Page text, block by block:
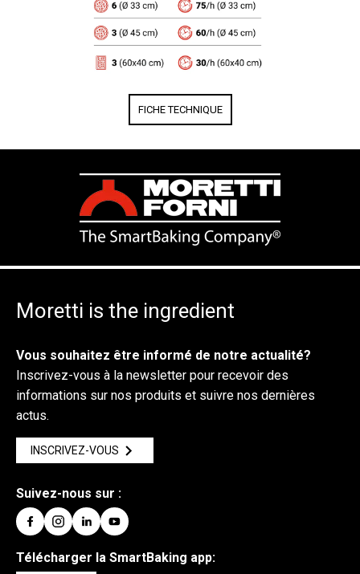
FICHE TECHNIQUE
Moretti is the ingredient
Vous souhaitez être informé de notre actualité?
Inscrivez-vous à la newsletter pour recevoir des
informations sur nos produits et suivre nos dernières
actus.
INSCRIVEZ-VOUS
Suivez-nous sur :
Télécharger la SmartBaking app: